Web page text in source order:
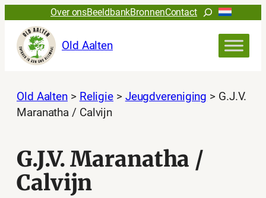
naar
inhoud
Over onsBeeldbankBronnenContactZoeken
Old Aalten
Old Aalten > Religie > Jeugdvereniging > G.J.V.
Maranatha / Calvijn
G.J.V. Maranatha /
Calvijn